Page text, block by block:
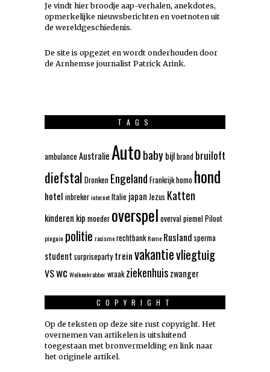
Je vindt hier broodje aap-verhalen, anekdotes,
opmerkelijke nieuwsberichten en voetnoten uit
de wereldgeschiedenis.
De site is opgezet en wordt onderhouden door
de Arnhemse journalist Patrick Arink.
TAGS
ambulance Australie Autobabybijlbrand bruiloft
diefstal Dronken Engeland Frankrijkhomo hond
hotel inbrekerinternetItalie japan Jezus Katten
kinderen kip moeder overspel overvalpiemelPiloot
pinguin politie racismerechtbankRome Rusland sperma
student surpriseparty treinvakantievliegtuig
VSwc Wolkenkrabberwraak ziekenhuiszwanger
COPYRIGHT
Op de teksten op deze site rust copyright. Het
overnemen van artikelen is uitsluitend
toegestaan met bronvermelding en link naar
het originele artikel.